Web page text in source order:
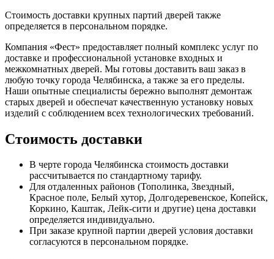
Стоимость доставки крупных партий дверей также
определяется в персональном порядке.
Компания «Фест» предоставляет полный комплекс услуг по
доставке и профессиональной установке входных и
межкомнатных дверей. Мы готовы доставить ваш заказ в
любую точку города Челябинска, а также за его пределы.
Наши опытные специалисты бережно выполнят демонтаж
старых дверей и обеспечат качественную установку новых
изделий с соблюдением всех технологических требований.
Стоимость доставки
В черте города Челябинска стоимость доставки
рассчитывается по стандартному тарифу.
Для отдаленных районов (Тополинка, Звездный,
Красное поле, Белый хутор, Долгодеревенское, Копейск,
Коркино, Каштак, Лейк-сити и другие) цена доставки
определяется индивидуально.
При заказе крупной партии дверей условия доставки
согласуются в персональном порядке.